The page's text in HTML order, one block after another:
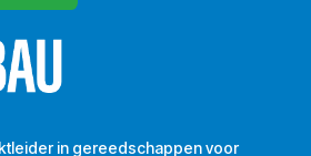
in gereedschappen voor